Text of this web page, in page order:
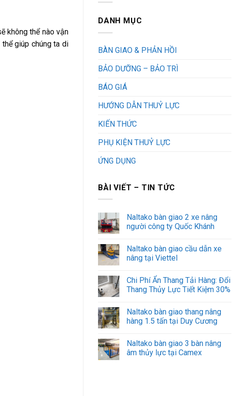
không thể nào vận
giúp chúng ta di
DANH MỤC
BÀN GIAO & PHẢN HỒI
BẢO DƯỠNG – BẢO TRÌ
BÁO GIÁ
HƯỚNG DẪN THUỶ LỰC
KIẾN THỨC
PHỤ KIỆN THUỶ LỰC
ỨNG DỤNG
BÀI VIẾT – TIN TỨC
Naltako bàn giao 2 xe nâng
người công ty Quốc Khánh
Naltako bàn giao cầu dẫn xe
nâng tại Viettel
Chi Phí Ẩn Thang Tải Hàng: Đổi
Thang Thủy Lực Tiết Kiệm 30%
Naltako bàn giao thang nâng
hàng 1.5 tấn tại Duy Cương
Naltako bàn giao 3 bàn nâng
âm thủy lực tại Camex